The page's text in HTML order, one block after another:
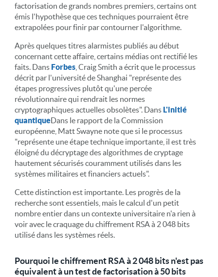
factorisation de grands nombres premiers, certains ont
émis l'hypothèse que ces techniques pourraient être
extrapolées pour finir par contourner l'algorithme.
Après quelques titres alarmistes publiés au début
concernant cette affaire, certains médias ont rectifié les
faits. Dans Forbes , Craig Smith a écrit que le processus
décrit par l'université de Shanghai "représente des
étapes progressives plutôt qu'une percée
révolutionnaire qui rendrait les normes
cryptographiques actuelles obsolètes". Dans L'initié
quantiqueDans le rapport de la Commission
européenne, Matt Swayne note que si le processus
"représente une étape technique importante, il est très
éloigné du décryptage des algorithmes de cryptage
hautement sécurisés couramment utilisés dans les
systèmes militaires et financiers actuels".
Cette distinction est importante. Les progrès de la
recherche sont essentiels, mais le calcul d'un petit
nombre entier dans un contexte universitaire n'a rien à
voir avec le craquage du chiffrement RSA à 2 048 bits
utilisé dans les systèmes réels.
Pourquoi le chiffrement RSA à 2 048 bits n'est pas
équivalent à un test de factorisation à 50 bits